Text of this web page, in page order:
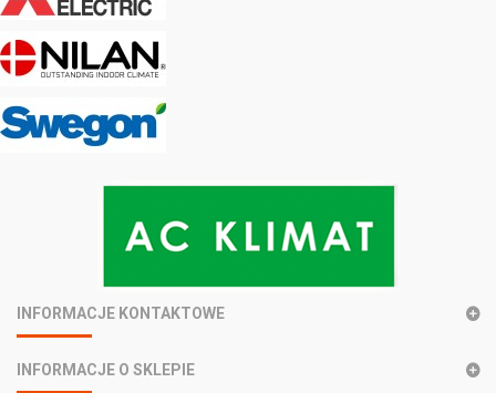
INFORMACJE KONTAKTOWE
INFORMACJE O SKLEPIE